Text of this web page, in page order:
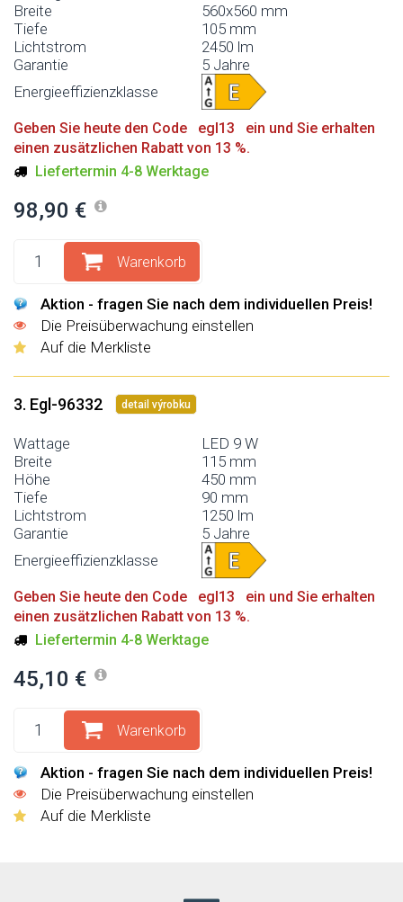
Breite
560x560 mm
Tiefe
105 mm
Lichtstrom
2450 lm
Garantie
5 Jahre
Energieeffizienzklasse
Geben Sie heute den Code egl13 ein und Sie erhalten
einen zusätzlichen Rabatt von 13 %.
Liefertermin 4-8 Werktage
98,90 €
Warenkorb
Aktion - fragen Sie nach dem individuellen Preis!
Die Preisüberwachung einstellen
Auf die Merkliste
3. Egl-96332 detail výrobku
Wattage
LED 9 W
Breite
115 mm
Höhe
450 mm
Tiefe
90 mm
Lichtstrom
1250 lm
Garantie
5 Jahre
Energieeffizienzklasse
Geben Sie heute den Code egl13 ein und Sie erhalten
einen zusätzlichen Rabatt von 13 %.
Liefertermin 4-8 Werktage
45,10 €
Warenkorb
Aktion - fragen Sie nach dem individuellen Preis!
Die Preisüberwachung einstellen
Auf die Merkliste